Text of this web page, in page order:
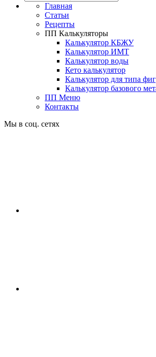
Главная
Статьи
Рецепты
ПП Калькуляторы
Калькулятор КБЖУ
Калькулятор ИМТ
Калькулятор воды
Кето калькулятор
Калькулятор для типа
Калькулятор базового
ПП Меню
Контакты
Мы в соц. сетях